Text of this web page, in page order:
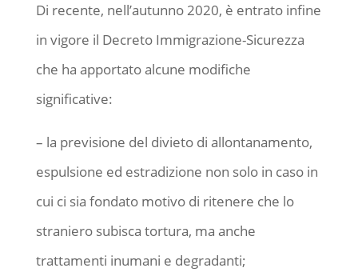
Di recente, nell’autunno 2020, è entrato infine
in vigore il Decreto Immigrazione-Sicurezza
che ha apportato alcune modifiche
significative:
– la previsione del divieto di allontanamento,
espulsione ed estradizione non solo in caso in
cui ci sia fondato motivo di ritenere che lo
straniero subisca tortura, ma anche
trattamenti inumani e degradanti;